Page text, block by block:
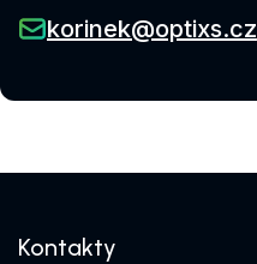
korinek@optixs.cz
Kontakty